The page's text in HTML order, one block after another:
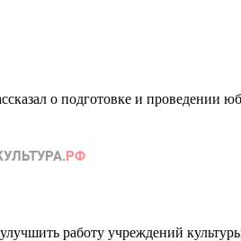
о подготовке и проведении
работу учреждений